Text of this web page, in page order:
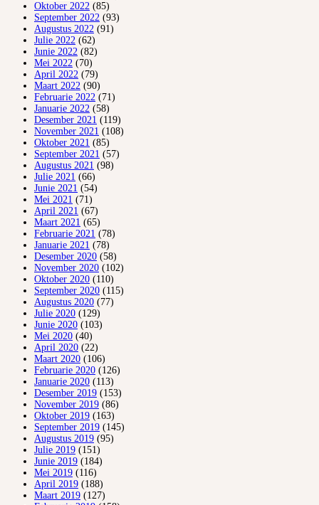
Oktober 2022 (85)
September 2022 (93)
Augustus 2022 (91)
Julie 2022 (62)
Junie 2022 (82)
Mei 2022 (70)
April 2022 (79)
Maart 2022 (90)
Februarie 2022 (71)
Januarie 2022 (58)
Desember 2021 (119)
November 2021 (108)
Oktober 2021 (85)
September 2021 (57)
Augustus 2021 (98)
Julie 2021 (66)
Junie 2021 (54)
Mei 2021 (71)
April 2021 (67)
Maart 2021 (65)
Februarie 2021 (78)
Januarie 2021 (78)
Desember 2020 (58)
November 2020 (102)
Oktober 2020 (110)
September 2020 (115)
Augustus 2020 (77)
Julie 2020 (129)
Junie 2020 (103)
Mei 2020 (40)
April 2020 (22)
Maart 2020 (106)
Februarie 2020 (126)
Januarie 2020 (113)
Desember 2019 (153)
November 2019 (86)
Oktober 2019 (163)
September 2019 (145)
Augustus 2019 (95)
Julie 2019 (151)
Junie 2019 (184)
Mei 2019 (116)
April 2019 (188)
Maart 2019 (127)